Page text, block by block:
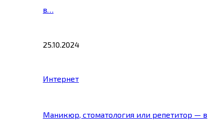
в…
25.10.2024
Интернет
Маникюр, стоматология или репетитор — в